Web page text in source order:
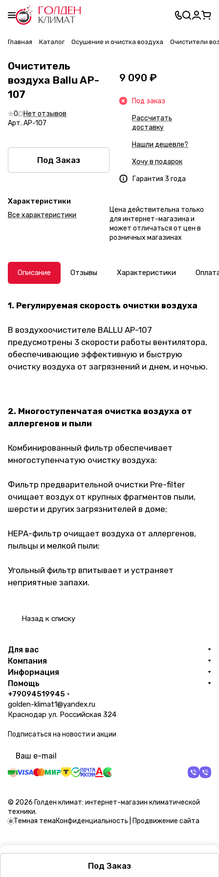
Главная Каталог Осушение и очистка воздуха Очистители
Очиститель
воздуха Ballu AP-
107
0
Нет отзывов
Арт. AP-107
Под Заказ
Характеристики
Все характеристики
9 090 ₽
Под заказ
Рассчитать
доставку
Нашли дешевле?
Хочу в подарок
Гарантия 3 года
Цена действительна только
для интернет-магазина и
может отличаться от цен в
розничных магазинах
Описание Отзывы Характеристики
1. Регулируемая скорость очистки воздуха
В воздухоочистителе BALLU AP-107
предусмотрены 3 скорости работы вентилятора,
обеспечивающие эффективную и быструю
очистку воздуха от загрязнений и днем, и ночью.
2. Многоступенчатая очистка воздуха от
аллергенов и пыли
Комбинированный фильтр обеспечивает
многоступенчатую очистку воздуха:
Фильтр предварительной очистки Pre-filter
очищает воздух от крупных фрагментов пыли,
шерсти и других загрязнителей в доме;
НЕРА-фильтр очищает воздуха от аллергенов,
пыльцы и мелкой пыли;
Угольный фильтр впитывает и устраняет
неприятные запахи.
Назад к списку
Под Заказ
Для вас
Компания
Информация
Помощь
+79094519945
golden-klimat1@yandex.ru
Краснодар ул. Российская 324
Подписаться на новости и акции
© 2026 Голден климат: интернет-магазин климатической
техники.
Темная темаКонфиденциальность Продвижение сайта